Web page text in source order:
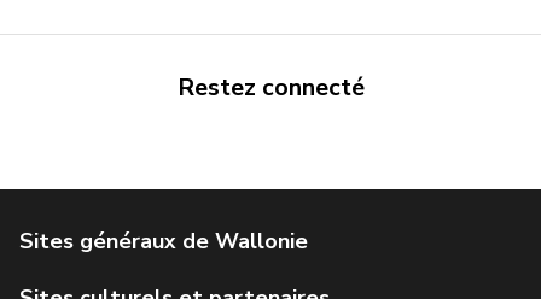
Restez connecté